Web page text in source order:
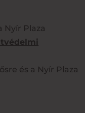
Nyír Plaza
és a Nyír Plaza